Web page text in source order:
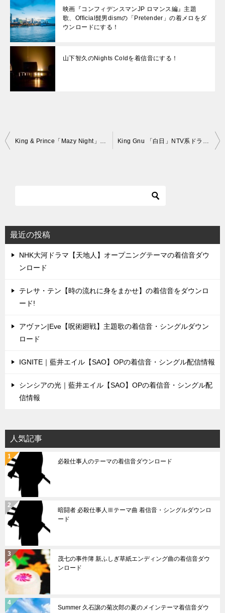
映画『コンフィデンスマンJP ロマンス編』主題
歌、Official髭男dismの「Pretender」の着メロをダ
ウンロードにする！
山下智久のNights Coldを着信音にする！
投
シ
ョ
King & Prince「Mazy Night」 ドラマ『未満警察 ミッドナイトランナー』主題歌の着メロをダウンロードにする！ King Gnu 「白日」NTV系ドラマ「イノセンス 冤罪弁護士」主題歌の着メロをダウンロードにする！
最近の投稿
NHK大河ドラマ【天地人】オープニングテーマの着信音ダウ
ンロード
テレサ・テン【時の流れに身をまかせ】の着信音をダウンロ
ード!
アヴァン|Eve【呪術廻戦】主題歌の着信音・シングルダウン
ロード
IGNITE｜藍井エイル【SAO】OPの着信音・シングル配信情報
シンシアの光｜藍井エイル【SAO】OPの着信音・シングル配
信情報
人気記事
必殺仕事人のテーマの着信音ダウンロード
暗闘者 必殺仕事人Ⅲテーマ曲 着信音・シングルダウンロ
ード
茂七の事件簿 新ふしぎ草紙エンディング曲の着信音ダウ
ンロード
Summer 久石譲の菊次郎の夏のメインテーマ着信音ダウ